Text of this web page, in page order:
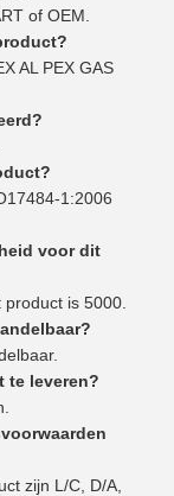
of OEM.
AL PEX GAS
1:2006
voor dit
is 5000.
te leveren?
zijn L/C, D/A,